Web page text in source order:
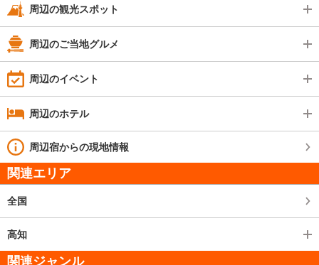
周辺の観光スポット
周辺のご当地グルメ
周辺のイベント
周辺のホテル
周辺宿からの現地情報
関連エリア
全国
高知
関連ジャンル